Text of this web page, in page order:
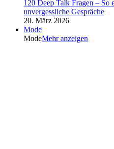
120 Deep Talk Fragen – So
unvergessliche Gespräche
20. März 2026
Mode
ModeMehr anzeigen